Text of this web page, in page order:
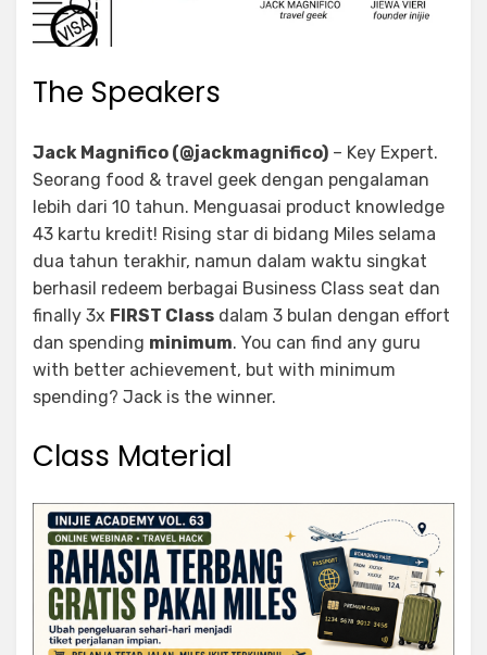
The Speakers
Jack Magnifico (@jackmagnifico) – Key Expert.
Seorang food & travel geek dengan pengalaman
lebih dari 10 tahun. Menguasai product knowledge
43 kartu kredit! Rising star di bidang Miles selama
dua tahun terakhir, namun dalam waktu singkat
berhasil redeem berbagai Business Class seat dan
finally 3x FIRST Class dalam 3 bulan dengan effort
dan spending minimum. You can find any guru
with better achievement, but with minimum
spending? Jack is the winner.
Class Material